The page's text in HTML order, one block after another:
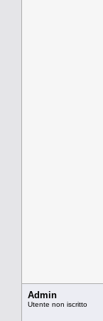
Admin
Utente non iscritto